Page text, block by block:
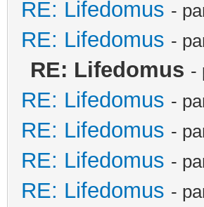
RE: Lifedomus -
RE: Lifedomus -
RE: Lifedomus -
RE: Lifedomus -
RE: Lifedomus -
RE: Lifedomus -
RE: Lifedomus -